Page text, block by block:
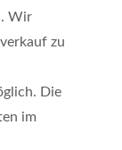
Wir
zu
Die
im